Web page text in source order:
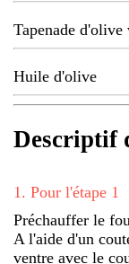
Tapenade d'olive
Huile d'olive
Descriptif
1 . Pour l'étape 1
Préchauffer le
A l'aide d'un
ventre avec le